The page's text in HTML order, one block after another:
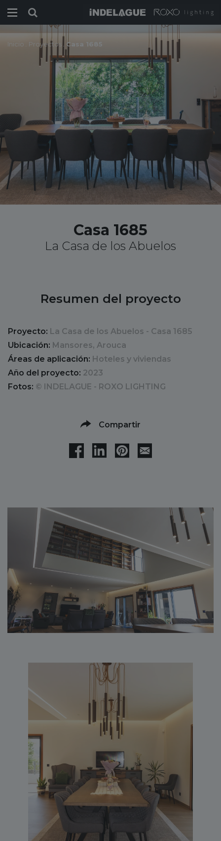
Inicio Proyectos Casa 1685
Casa 1685
La Casa de los Abuelos
Resumen del proyecto
Proyecto: La Casa de los Abuelos - Casa 1685
Ubicación: Mansores, Arouca
Áreas de aplicación: Hoteles y viviendas
Año del proyecto: 2023
Fotos: © INDELAGUE - ROXO LIGHTING
Compartir